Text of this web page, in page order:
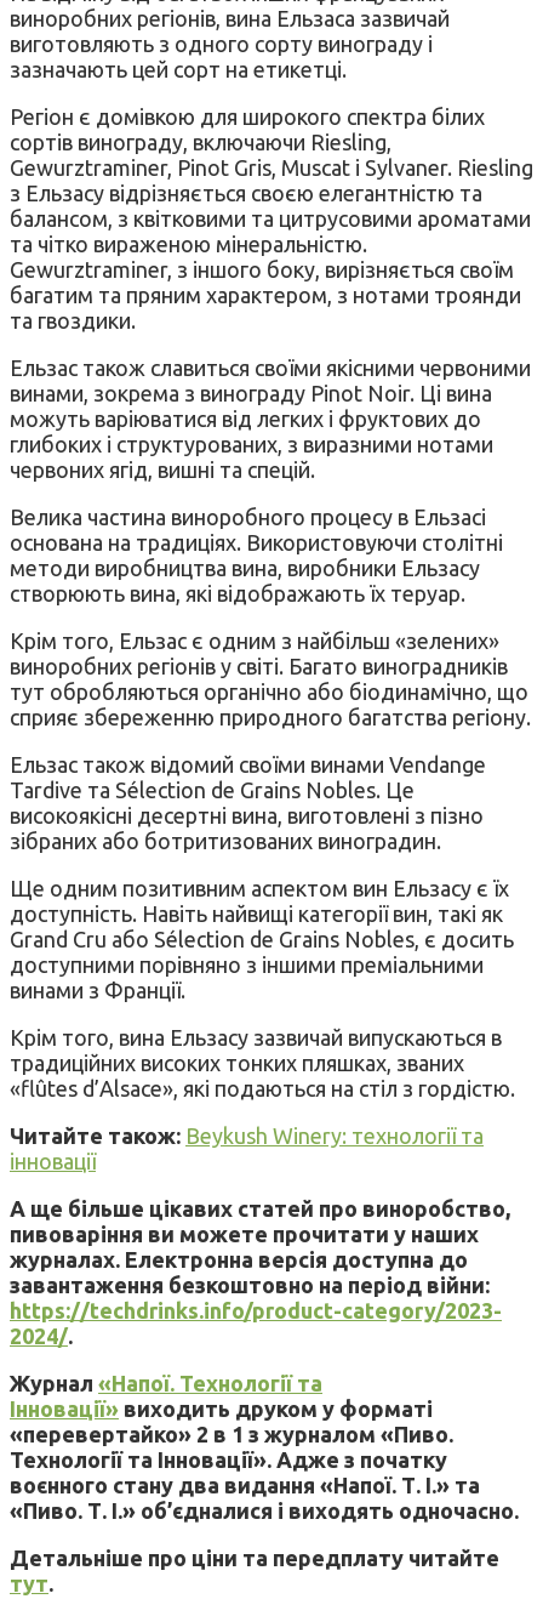
виноробних регіонів, вина Ельзаса зазвичай
виготовляють з одного сорту винограду і
зазначають цей сорт на етикетці.
Регіон є домівкою для широкого спектра білих
сортів винограду, включаючи Riesling,
Gewurztraminer, Pinot Gris, Muscat і Sylvaner. Riesling
з Ельзасу відрізняється своєю елегантністю та
балансом, з квітковими та цитрусовими ароматами
та чітко вираженою мінеральністю.
Gewurztraminer, з іншого боку, вирізняється своїм
багатим та пряним характером, з нотами троянди
та гвоздики.
Ельзас також славиться своїми якісними червоними
винами, зокрема з винограду Pinot Noir. Ці вина
можуть варіюватися від легких і фруктових до
глибоких і структурованих, з виразними нотами
червоних ягід, вишні та спецій.
Велика частина виноробного процесу в Ельзасі
основана на традиціях. Використовуючи столітні
методи виробництва вина, виробники Ельзасу
створюють вина, які відображають їх теруар.
Крім того, Ельзас є одним з найбільш «зелених»
виноробних регіонів у світі. Багато виноградників
тут обробляються органічно або біодинамічно, що
сприяє збереженню природного багатства регіону.
Ельзас також відомий своїми винами Vendange
Tardive та Sélection de Grains Nobles. Це
високоякісні десертні вина, виготовлені з пізно
зібраних або ботритизованих виноградин.
Ще одним позитивним аспектом вин Ельзасу є їх
доступність. Навіть найвищі категорії вин, такі як
Grand Cru або Sélection de Grains Nobles, є досить
доступними порівняно з іншими преміальними
винами з Франції.
Крім того, вина Ельзасу зазвичай випускаються в
традиційних високих тонких пляшках, званих
«flûtes d’Alsace», які подаються на стіл з гордістю.
Читайте також: Beykush Winery: технології та
інновації
А ще більше цікавих статей про виноробство,
пивоваріння ви можете прочитати у наших
журналах. Електронна версія доступна до
завантаження безкоштовно на період війни:
https://techdrinks.info/product-category/2023-
2024/.
Журнал «Напої. Технології та
Інновації» виходить друком у форматі
«перевертайко» 2 в 1 з журналом «Пиво.
Технології та Інновації». Адже з початку
воєнного стану два видання «Напої. Т. І.» та
«Пиво. Т. І.» об’єдналися і виходять одночасно.
Детальніше про ціни та передплату читайте
тут.